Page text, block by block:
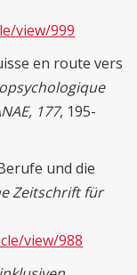
view/999
en route vers
177, 195-
und die
Zeitschrift für
view/988